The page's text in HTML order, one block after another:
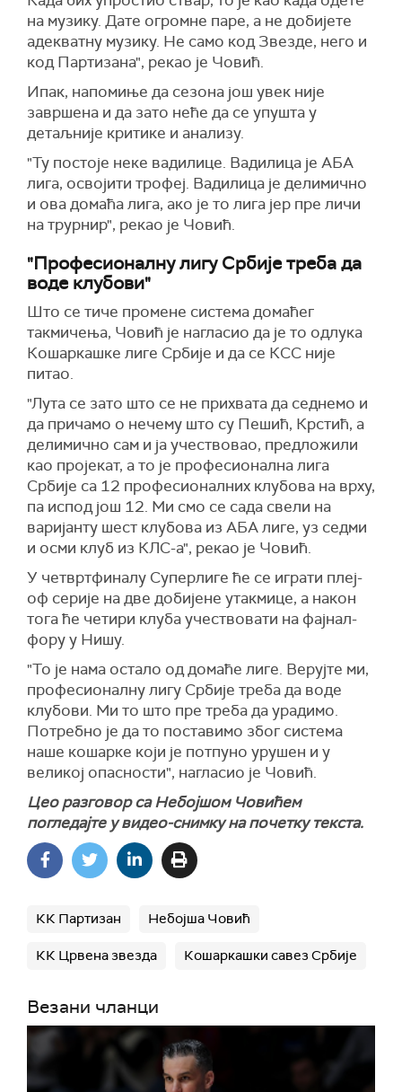
на музику. Дате огромне паре, а не добијете
адекватну музику. Не само код Звезде, него и
код Партизана", рекао је Човић.
Ипак, напомиње да сезона још увек није
завршена и да зато неће да се упушта у
детаљније критике и анализу.
"Ту постоје неке вадилице. Вадилица је АБА
лига, освојити трофеј. Вадилица је делимично
и ова домаћа лига, ако је то лига јер пре личи
на трурнир", рекао је Човић.
"Професионалну лигу Србије треба да
воде клубови"
Што се тиче промене система домаћег
такмичења, Човић је нагласио да је то одлука
Кошаркашке лиге Србије и да се КСС није
питао.
"Лута се зато што се не прихвата да седнемо и
да причамо о нечему што су Пешић, Крстић, а
делимично сам и ја учествовао, предложили
као пројекат, а то је професионална лига
Србије са 12 професионалних клубова на врху,
па испод још 12. Ми смо се сада свели на
варијанту шест клубова из АБА лиге, уз седми
и осми клуб из КЛС-а", рекао је Човић.
У четвртфиналу Суперлиге ће се играти плеј-
оф серије на две добијене утакмице, а након
тога ће четири клуба учествовати на фајнал-
фору у Нишу.
"То је нама остало од домаће лиге. Верујте ми,
професионалну лигу Србије треба да воде
клубови. Ми то што пре треба да урадимо.
Потребно је да то поставимо због система
наше кошарке који је потпуно урушен и у
великој опасности", нагласио је Човић.
Цео разговор са Небојшом Човићем
погледајте у видео-снимку на почетку текста.
КК Партизан Небојша Човић
КК Црвена звезда Кошаркашки савез Србије
Везани чланци